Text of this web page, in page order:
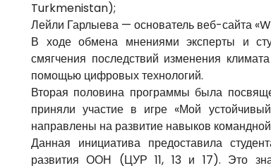
Turkmenistan);
Лейли Гарлыева — основатель веб-сайта
В ходе обмена мнениями эксперты и
смягчения последствий изменения
помощью цифровых технологий.
Вторая половина программы была
приняли участие в игре «Мой
направлены на развитие навыков
Данная инициатива предоставила
развития ООН (ЦУР 11, 13 и 17). Это